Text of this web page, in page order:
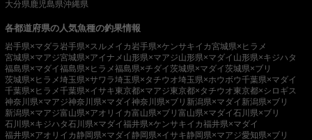
大分県 鹿児島県沖縄県
各都道府県の人気魚種の釣果情報
岩手県×マダラ 岩手県×スルメイカ 岩手県×ケンサキイカ宮城県×ヒラメ
宮城県×マアジ宮城県×アイナメ 山形県×マアジ山形県×マダイ 山形県×キジハタ
福島県×マダイ福島県×ヒラメ福島県×チダイ茨城県×マダイ茨城県×ブリ
茨城県×ヒラメ埼玉県×サワラ埼玉県×タチウオ埼玉県×ホウボウ千葉県×マダイ
千葉県×ヒラメ千葉県×イサキ東京都×マアジ東京都×タチウオ東京都×シロギス
神奈川県×マアジ神奈川県×マダイ神奈川県×ブリ 新潟県×マダイ 新潟県×ブリ
新潟県×マアジ富山県×アオリイカ富山県×ブリ 富山県×マダイ石川県×ブリ
石川県×キジハタ石川県×マダイ福井県×ケンサキイカ福井県×マダイ
福井県×アオリイカ静岡県×マダイ静岡県×イサキ静岡県×マアジ愛知県×ブリ